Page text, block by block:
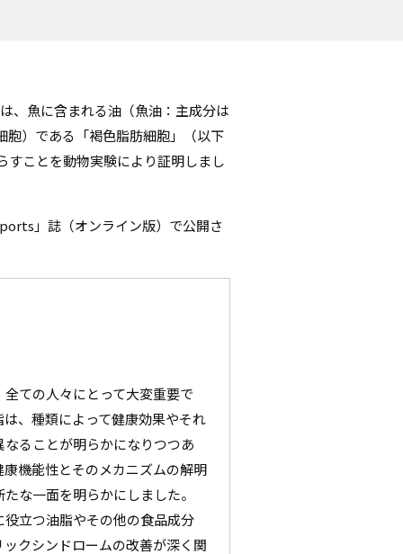
、魚に含まれる油（魚油：主成分は
胞）である「褐色脂肪細胞」（以下
すことを動物実験により証明しまし
」誌（オンライン版）で公開さ
ての人々にとって大変重要で
、種類によって健康効果やそれ
ることが明らかになりつつあ
機能性とそのメカニズムの解明
な一面を明らかにしました。
立つ油脂やその他の食品成分
クシンドロームの改善が深く関